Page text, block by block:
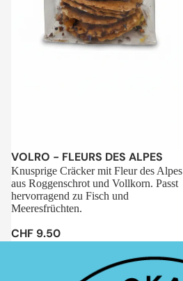
Sale
VOLRO - FLEURS DES ALPES
Knusprige Cräcker mit Fleur des Alpes
aus Roggenschrot und Vollkorn. Passt
hervorragend zu Fisch und
Meeresfrüchten.
CHF 9.50